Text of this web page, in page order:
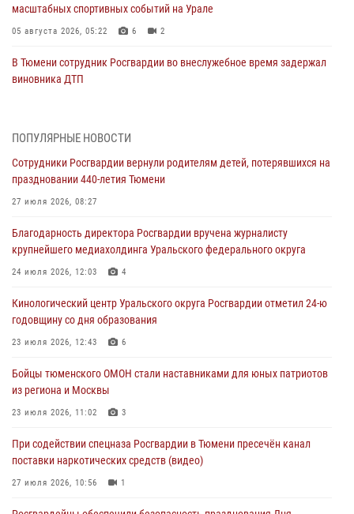
масштабных спортивных событий на Урале
05 августа 2026, 05:22 6 2
В Тюмени сотрудник Росгвардии во внеслужебное время задержал
виновника ДТП
Со 101-м Днём рождения поздравили сотрудники Росгвардии
04 августа 2026, 11:07
Спецназ Росгвардии провел комплексную тренировку в полевых
04 августа 2026, 06:28
Тюменские правоохранители провели соревнования по стрельбе
03 августа 2026, 07:35
Росгвардия противодействует БПЛА ВСУ на южном направлении
03 августа 2026, 07:29
ПОПУЛЯРНЫЕ НОВОСТИ
Сотрудники Росгвардии вернули родителям детей, потерявшихся на
праздновании 440-летия Тюмени
27 июля 2026, 08:27
Благодарность директора Росгвардии вручена журналисту
крупнейшего медиахолдинга Уральского федерального округа
24 июля 2026, 12:03 4
Кинологический центр Уральского округа Росгвардии отметил 24-ю
годовщину со дня образования
23 июля 2026, 12:43 6
Бойцы тюменского ОМОН стали наставниками для юных патриотов
из региона и Москвы
23 июля 2026, 11:02 3
При содействии спецназа Росгвардии в Тюмени пресечён канал
поставки наркотических средств (видео)
27 июля 2026, 10:56 1